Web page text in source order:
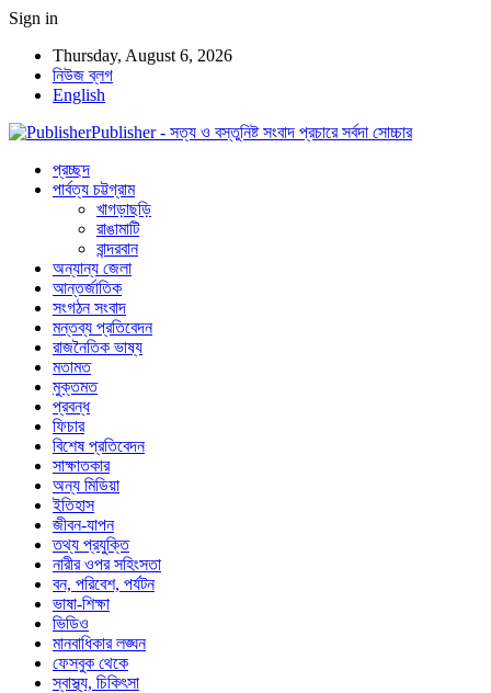
Sign in
Thursday, August 6, 2026
নিউজ ব্লগ
English
Publisher - সত্য ও বস্তুনিষ্ট সংবাদ প্রচারে সর্বদা সোচ্চার
প্রচ্ছদ
পার্বত্য চট্টগ্রাম
খাগড়াছড়ি
রাঙামাটি
বান্দরবান
অন্যান্য জেলা
আন্তর্জাতিক
সংগঠন সংবাদ
মন্তব্য প্রতিবেদন
রাজনৈতিক ভাষ্য
মতামত
মুক্তমত
প্রবন্ধ
ফিচার
বিশেষ প্রতিবেদন
সাক্ষাতকার
অন্য মিডিয়া
ইতিহাস
জীবন-যাপন
তথ্য প্রযুক্তি
নারীর ওপর সহিংসতা
বন, পরিবেশ, পর্যটন
ভাষা-শিক্ষা
ভিডিও
মানবাধিকার লঙ্ঘন
ফেসবুক থেকে
স্বাস্থ্য, চিকিৎসা